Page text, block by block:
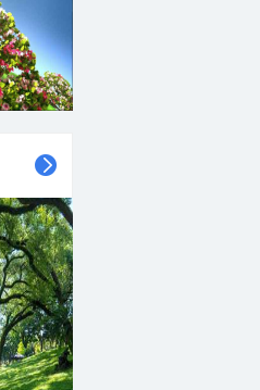
01时
西北风
<3级
26°C